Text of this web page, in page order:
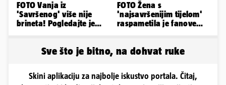
FOTO Vanja iz
'Savršenog' više nije
brineta! Pogledajte je
FOTO Žena s
'najsavršenijim tijelom'
raspametila je fanove
Sve što je bitno, na dohvat ruke
Skini aplikaciju za najbolje iskustvo portala. Čitaj,